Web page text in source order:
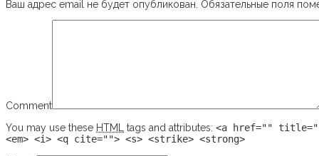
Ваш адрес email не будет опубликован. Обязательные поля
Comment
You may use these HTML tags and attributes: <a href=""
<em> <i> <q cite=""> <s> <strike> <strong>